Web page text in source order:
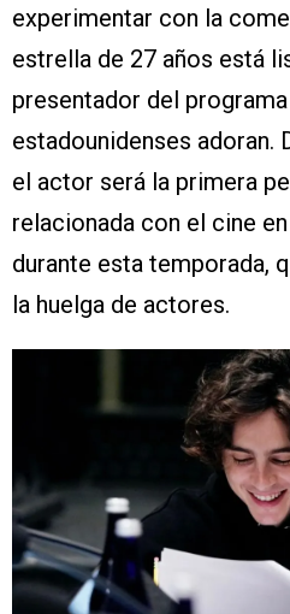
experimentar con la
estrella de 27 años está
presentador del
estadounidenses adoran.
el actor será la primera
relacionada con el cine
durante esta temporada,
la huelga de actores.